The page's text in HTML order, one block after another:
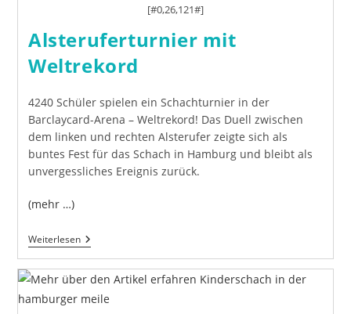
[#0,26,121#]
Alsteruferturnier mit
Weltrekord
4240 Schüler spielen ein Schachturnier in der
Barclaycard-Arena – Weltrekord! Das Duell zwischen
dem linken und rechten Alsterufer zeigte sich als
buntes Fest für das Schach in Hamburg und bleibt als
unvergessliches Ereignis zurück.
(mehr …)
WeiterlesenAlsteruferturnier
Mit